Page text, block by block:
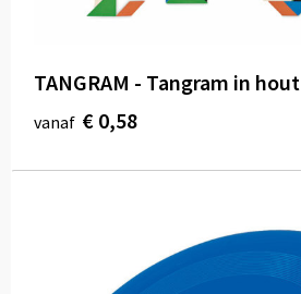
TANGRAM - Tangram in hout
vanaf € 0,58